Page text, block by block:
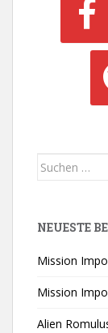
Suchen
NEUESTE
Mission
Mission
Alien